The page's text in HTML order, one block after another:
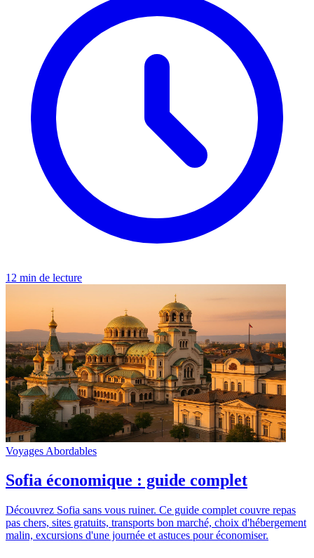
12 min de lecture
Voyages Abordables
Sofia économique : guide complet
Découvrez Sofia sans vous ruiner. Ce guide complet couvre repas
pas chers, sites gratuits, transports bon marché, choix d'hébergement
malin, excursions d'une journée et astuces pour économiser.